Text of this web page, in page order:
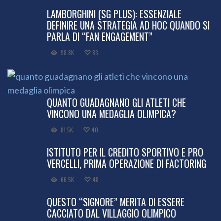
LAMBORGHINI (SG PLUS): ESSENZIALE
DEFINIRE UNA STRATEGIA AD HOC QUANDO SI
PARLA DI “FAN ENGAGEMENT”
98.8K 83
QUANTO GUADAGNANO GLI ATLETI CHE
VINCONO UNA MEDAGLIA OLIMPICA?
81.5K 40
ISTITUTO PER IL CREDITO SPORTIVO E PRO
VERCELLI, PRIMA OPERAZIONE DI FACTORING
66.5K 48
QUESTO “SIGNORE” MERITA DI ESSERE
CACCIATO DAL VILLAGGIO OLIMPICO